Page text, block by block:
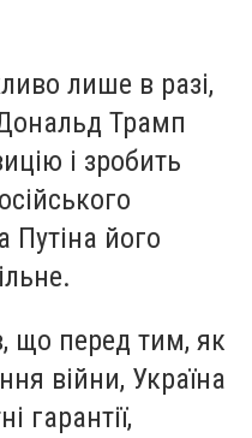
лише в разі,
Трамп
і зробить
Путіна його
що перед тим, як
війни, Україна
гарантії,